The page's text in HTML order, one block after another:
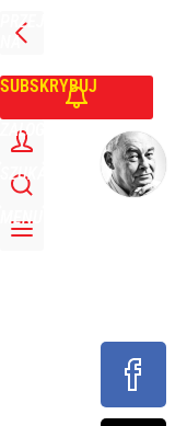
PRZEJDŹ
NA
GŁÓWNĄ
SUBSKRYBUJ
ZALOGUJ
SZUKAJ
MENU